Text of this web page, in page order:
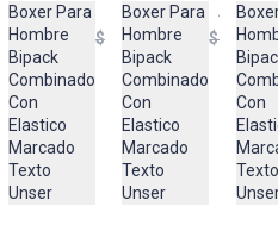
$88.950
Boxer Para
Hombre
Bipack
Combinado
Con
Elastico
Marcado
Texto
Unser
$63.950
$126.950
Boxer Para
Hombre
Bipack
Combinado
Con
Elastico
Marcado
Texto
Unser
Con
Texto